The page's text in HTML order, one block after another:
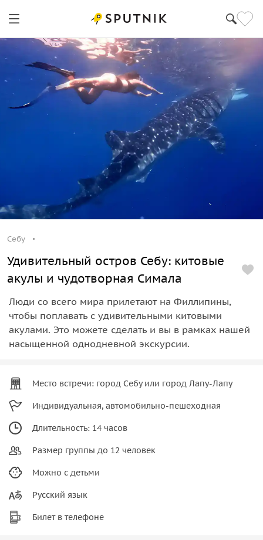
Себу
Удивительный остров Себу: китовые
акулы и чудотворная Симала
Люди со всего мира прилетают на Филлипины,
чтобы поплавать с удивительными китовыми
акулами. Это можете сделать и вы в рамках нашей
насыщенной однодневной экскурсии.
Место встречи: город Себу или город Лапу-Лапу
Индивидуальная, автомобильно-пешеходная
Длительность: 14 часов
Размер группы до 12 человек
Можно с детьми
Русский язык
Билет в телефоне